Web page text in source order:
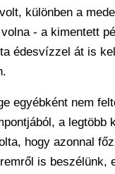
különben a
- a kimentett
édesvízzel át is
egyébként nem
a legtöbb
hogy azonnal
is beszélünk,